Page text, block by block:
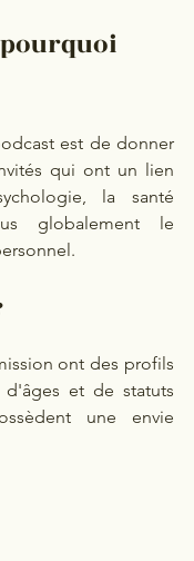
est de donner
qui ont un lien
la santé
globalement le
ont des profils
et de statuts
une envie